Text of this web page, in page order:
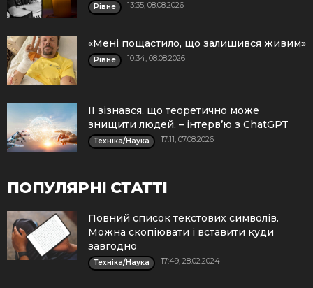
Рівне 13:35, 08.08.2026
«Мені пощастило, що залишився живим»
Рівне 10:34, 08.08.2026
ІІ зізнався, що теоретично може
знищити людей, – інтерв’ю з ChatGPT
Техніка/Наука 17:11, 07.08.2026
ПОПУЛЯРНІ СТАТТІ
Повний список текстових символів.
Можна скопіювати і вставити куди
завгодно
Техніка/Наука 17:49, 28.02.2024